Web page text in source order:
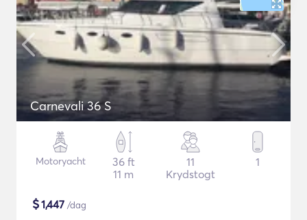
Carnevali 36 S
Motoryacht
36 ft
11 m
11
Krydstogt
1
$1,447 /dag